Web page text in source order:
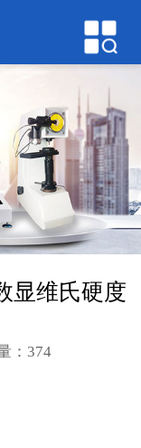
于我们
产品展示
闻动态
程案例
线留言
系我们
显维氏硬度
：374